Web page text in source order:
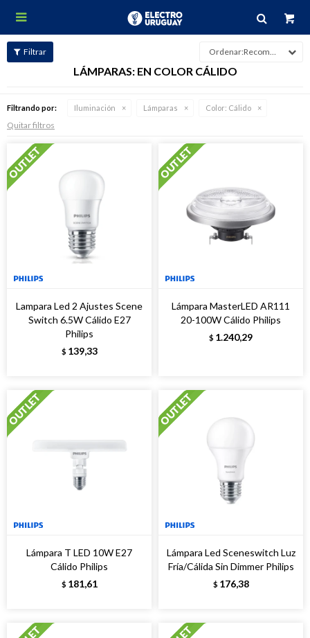

Recomendados
LÁMPARAS: EN COLOR CÁLIDO
Filtrando por: Iluminación Lámparas Color: Cálido
Quitar filtros
Lampara Led 2 Ajustes Scene
Switch 6.5W Cálido E27
Philips
$ 139,33
Lámpara MasterLED AR111
20-100W Cálido Philips
$ 1.240,29
Lámpara T LED 10W E27
Cálido Philips
$ 181,61
Lámpara Led Sceneswitch Luz
Fría/Cálida Sin Dimmer Philips
$ 176,38